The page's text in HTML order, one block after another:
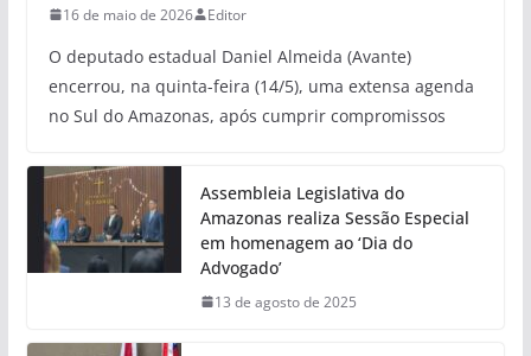
16 de maio de 2026 Editor
O deputado estadual Daniel Almeida (Avante)
encerrou, na quinta-feira (14/5), uma extensa agenda
no Sul do Amazonas, após cumprir compromissos
Assembleia Legislativa do
Amazonas realiza Sessão Especial
em homenagem ao ‘Dia do
Advogado’
13 de agosto de 2025